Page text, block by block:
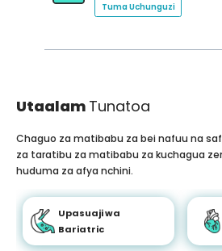
Tuma Uchunguzi
Utaalam Tunatoa
Chaguo za matibabu za bei nafuu na
za taratibu za matibabu za kuchagua
huduma za afya nchini.
Upasuaji wa
Bariatric